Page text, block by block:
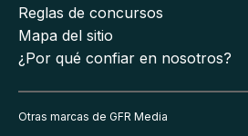
Reglas de concursos
Mapa del sitio
¿Por qué confiar en nosotros?
Otras marcas de GFR Media